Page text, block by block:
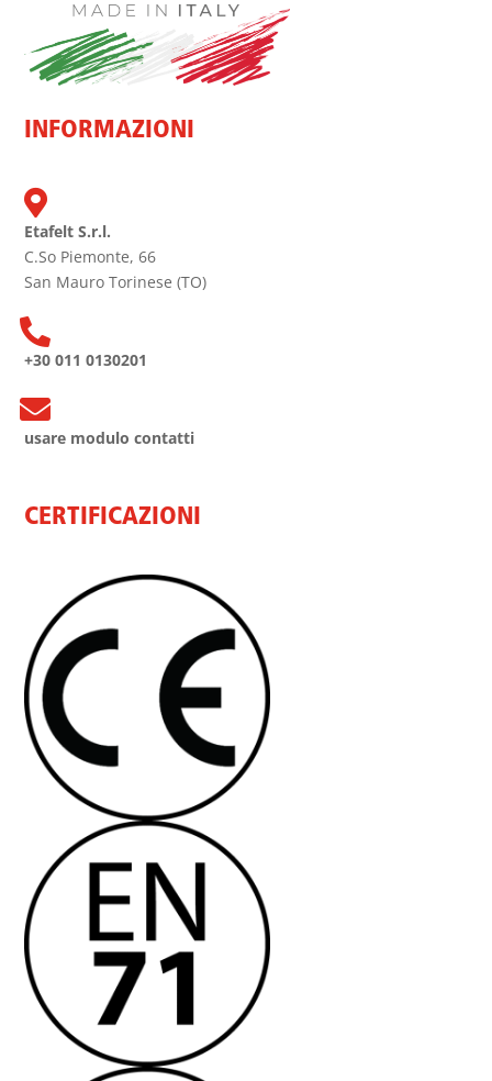
INFORMAZIONI

Etafelt S.r.l.
C.So Piemonte, 66
San Mauro Torinese (TO)

+30 011 0130201

usare modulo contatti
CERTIFICAZIONI